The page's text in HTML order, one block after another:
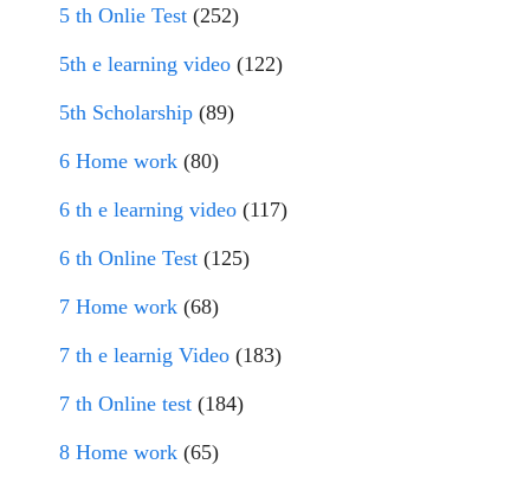
5 th Onlie Test (252)
5th e learning video (122)
5th Scholarship (89)
6 Home work (80)
6 th e learning video (117)
6 th Online Test (125)
7 Home work (68)
7 th e learnig Video (183)
7 th Online test (184)
8 Home work (65)